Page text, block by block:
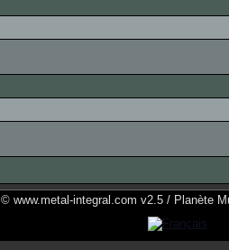
© www.metal-integral.com v2.5 / Planète